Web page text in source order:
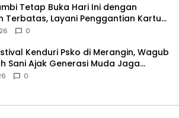
Tetap Buka Hari Ini dengan
Terbatas, Layani Penggantian Kartu
Perubahan PIN
0
Kenduri Psko di Merangin, Wagub
Sani Ajak Generasi Muda Jaga
Jauhi Narkoba
0